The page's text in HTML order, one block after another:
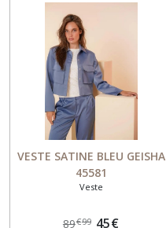
VESTE SATINE BLEU GEISHA
45581
Veste
89€99 45€